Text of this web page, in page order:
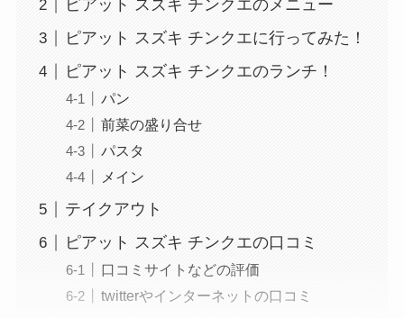
ピアット スズキ チンクエのメニュー
ピアット スズキ チンクエに行ってみた！
ピアット スズキ チンクエのランチ！
パン
前菜の盛り合せ
パスタ
メイン
テイクアウト
ピアット スズキ チンクエの口コミ
口コミサイトなどの評価
twitterやインターネットの口コミ